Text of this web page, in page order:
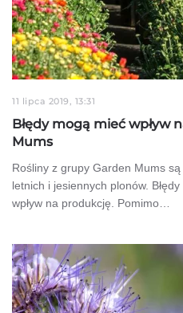
11 lipca 2019, 13:31
Błędy mogą mieć wpływ
Mums
Rośliny z grupy Garden Mums
letnich i jesiennych plonów.
wpływ na produkcję. Pomimo…